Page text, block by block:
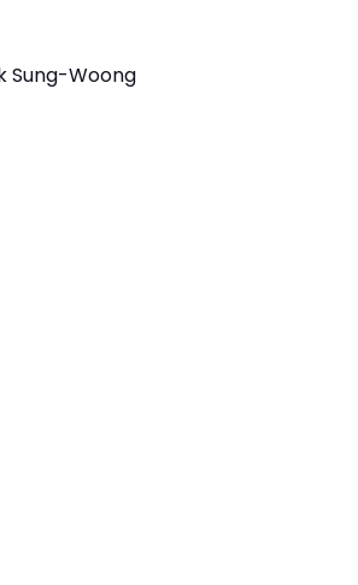
Sung-Woong